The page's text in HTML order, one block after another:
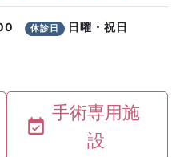
手術専用施
設